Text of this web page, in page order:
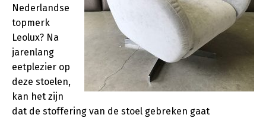
Nederlandse
topmerk
Leolux? Na
jarenlang
eetplezier op
deze stoelen,
kan het zijn
dat de stoffering van de stoel gebreken gaat